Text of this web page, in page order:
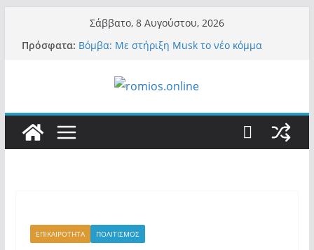
περιεχόμενο
Σάββατο, 8 Αυγούστου, 2026
Πρόσφατα: Βόμβα: Με στήριξη Musk το νέο κόμμα
πανικό, πατριωτικό τσουνάμι σαρώνει την
εγκλήματά του στην πανδημία – Στην Ελλάδα
τον έκαναν μέλος της Ακαδημίας Αθηνών!
Οι ρυθμιστές – Σαμαράς και Κασιδιάρης θα
το διεφθαρμένο σύστημα εξουσίας»
ΕΠΙΚΑΙΡΟΤΗΤΑ ΠΟΛΙΤΙΣΜΟΣ